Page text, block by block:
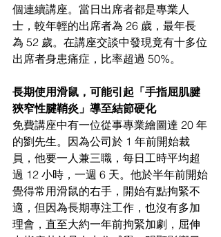
個連續講座。當日出席者都是專業人
士，較年輕的出席者為 26 歲，最年長
為 52 歲。在講座交談中發現竟有十多位
出席者身患痛症，比率超過 50%。
長期使用滑鼠，可能引起「手指屈肌腱
狹窄性腱鞘炎」導至結節硬化
免費講座中有一位從事專業繪圖達 20 年
的劉先生。因為公司於 1 年前開始裁
員，他要一人兼三職，每日工時平均超
過 12 小時，一週 6 天。他於半年前開始
覺得常用滑鼠的右手，開始有點拘緊不
適，但因為長期專注工作，也沒有多加
理會，直至大約一年前拘緊加劇，屈伸